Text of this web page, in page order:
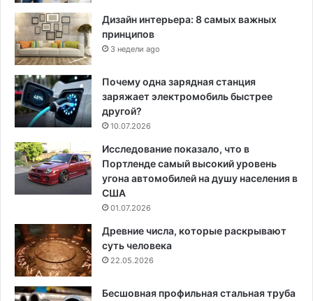
Дизайн интерьера: 8 самых важных
принципов
3 недели ago
Почему одна зарядная станция
заряжает электромобиль быстрее
другой?
10.07.2026
Исследование показало, что в
Портленде самый высокий уровень
угона автомобилей на душу населения в
США
01.07.2026
Древние числа, которые раскрывают
суть человека
22.05.2026
Бесшовная профильная стальная труба